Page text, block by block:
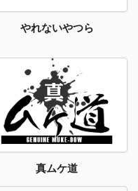
やれないやつら
真ムケ道